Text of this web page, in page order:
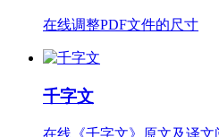
在线调整PDF文件的尺寸
千字文
在线《千字文》原文及译文